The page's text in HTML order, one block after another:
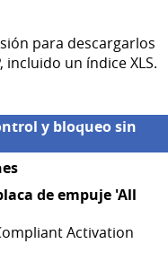
para descargarlos
incluido un índice XLS.
y bloqueo sin
de empuje 'All
Activation